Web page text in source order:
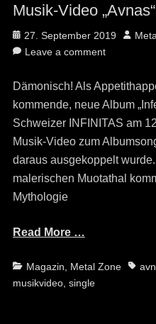
Musik-Video „Avnas“
Posted
on
27. September 2019 Author
Leave a comment
Dämonisch! Als
kommende, neue Album
Schweizer INFINITAS am
Musik-Video zum
daraus ausgekoppelt
malerischen Muotathal
Mythologie
Read More …
Categories
Magazin Metal Zone Tags
musikvideo, single